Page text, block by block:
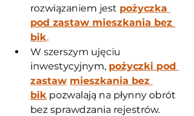
rozwiązaniem jest pożyczka
pod zastaw mieszkania bez
bik.
W szerszym ujęciu
inwestycyjnym, pożyczki pod
zastaw mieszkania bez
bik pozwalają na płynny obrót
bez sprawdzania rejestrów.